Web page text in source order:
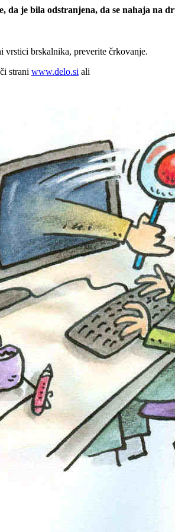
da je bila odstranjena, da se nahaja na
vrstici brskalnika, preverite črkovanje.
strani www.delo.si ali